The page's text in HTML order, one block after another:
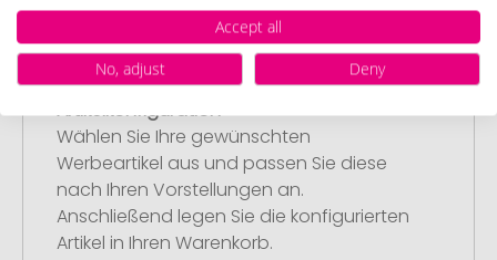
Schritt 1:
Artikelkonfiguration
Wählen Sie Ihre gewünschten
Werbeartikel aus und passen Sie diese
nach Ihren Vorstellungen an.
Anschließend legen Sie die konfigurierten
Artikel in Ihren Warenkorb.
Accept all
No, adjust
Deny